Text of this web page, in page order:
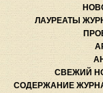
ЛАУРЕАТЫ
СВЕЖИЙ
СОДЕРЖАНИЕ